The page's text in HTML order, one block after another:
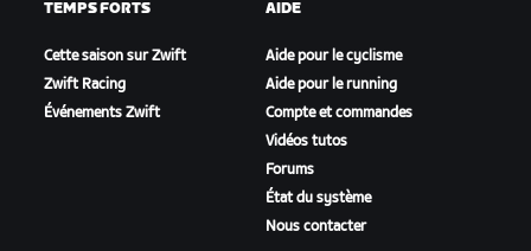
TEMPS FORTS
Cette saison sur Zwift
Zwift Racing
Événements Zwift
AIDE
Aide pour le cyclisme
Aide pour le running
Compte et commandes
Vidéos tutos
Forums
État du système
Nous contacter